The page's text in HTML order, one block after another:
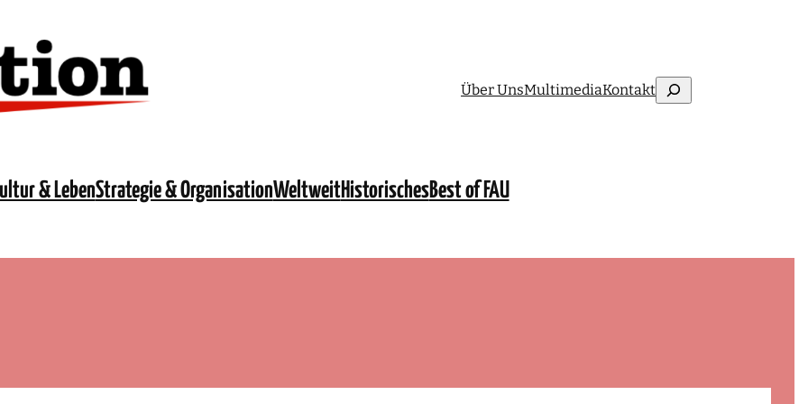
Über UnsMultimediaKontaktSuchen
& LebenStrategie & OrganisationWeltweitHistorischesBest of FAU